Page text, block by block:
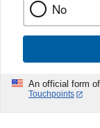
No
An official form
Touchpoints